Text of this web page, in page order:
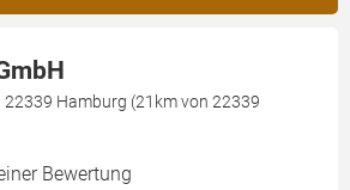
22339 Hamburg (21km von 22339
Bewertung